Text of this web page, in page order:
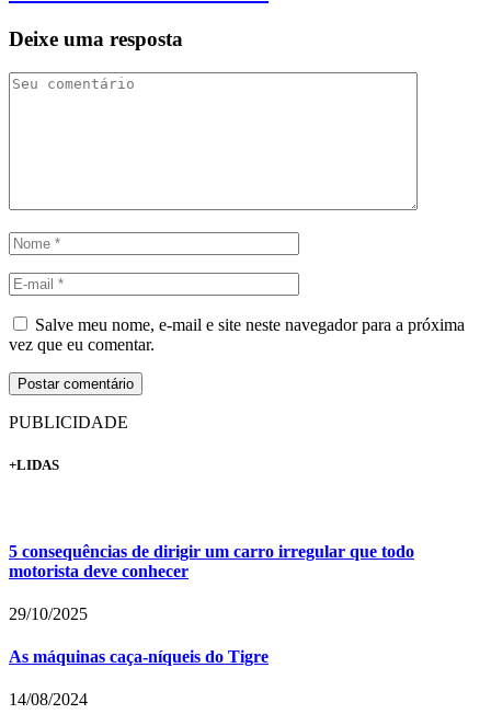
Deixe uma resposta
Salve meu nome, e-mail e site neste navegador para a próxima
vez que eu comentar.
PUBLICIDADE
+LIDAS
5 consequências de dirigir um carro irregular que todo
motorista deve conhecer
29/10/2025
As máquinas caça-níqueis do Tigre
14/08/2024